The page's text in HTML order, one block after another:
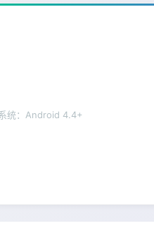
统：Android 4.4+